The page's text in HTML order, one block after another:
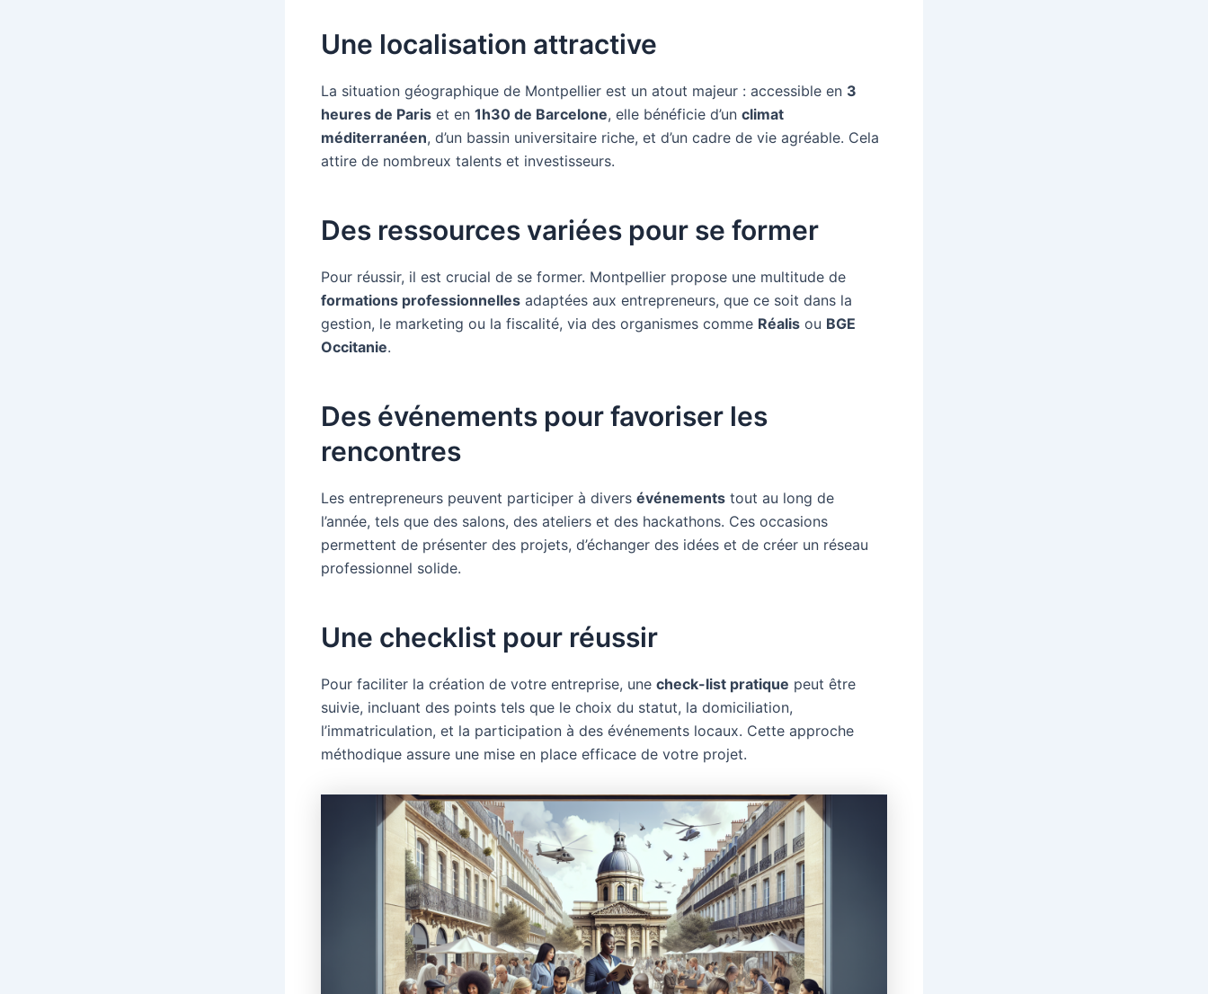
Une localisation attractive
La situation géographique de Montpellier est un atout majeur : accessible en 3
heures de Paris et en 1h30 de Barcelone, elle bénéficie d’un climat
méditerranéen, d’un bassin universitaire riche, et d’un cadre de vie agréable. Cela
attire de nombreux talents et investisseurs.
Des ressources variées pour se former
Pour réussir, il est crucial de se former. Montpellier propose une multitude de
formations professionnelles adaptées aux entrepreneurs, que ce soit dans la
gestion, le marketing ou la fiscalité, via des organismes comme Réalis ou BGE
Occitanie.
Des événements pour favoriser les
rencontres
Les entrepreneurs peuvent participer à divers événements tout au long de
l’année, tels que des salons, des ateliers et des hackathons. Ces occasions
permettent de présenter des projets, d’échanger des idées et de créer un réseau
professionnel solide.
Une checklist pour réussir
Pour faciliter la création de votre entreprise, une check-list pratique peut être
suivie, incluant des points tels que le choix du statut, la domiciliation,
l’immatriculation, et la participation à des événements locaux. Cette approche
méthodique assure une mise en place efficace de votre projet.